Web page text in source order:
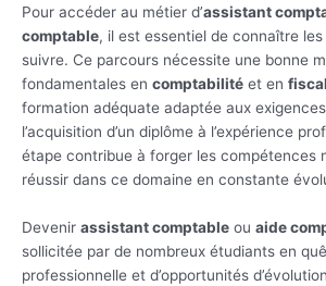
Pour accéder au métier d’assistant
comptable, il est essentiel de connaître
suivre. Ce parcours nécessite une bonne
fondamentales en comptabilité et en
formation adéquate adaptée aux
l’acquisition d’un diplôme à l’expérience
étape contribue à forger les compétences
réussir dans ce domaine en constante
Devenir assistant comptable ou aide
sollicitée par de nombreux étudiants en
professionnelle et d’opportunités